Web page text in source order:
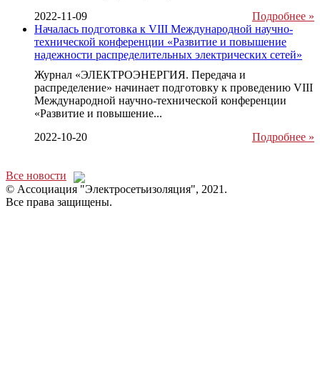
2022-11-09
Подробнее »
Началась подготовка к VIII Международной научно-
технической конференции «Развитие и повышение
надежности распределительных электрических сетей»
Журнал «ЭЛЕКТРОЭНЕРГИЯ. Передача и
распределение» начинает подготовку к проведению VIII
Международной научно-технической конференции
«Развитие и повышение...
2022-10-20
Подробнее »
Все новости
© Ассоциация "Электросетьизоляция", 2021.
Все права защищены.